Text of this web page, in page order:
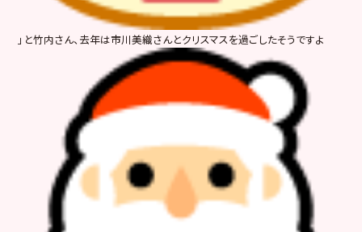
」と竹内さん、去年は市川美織さんとクリスマスを過ごしたそうですよ